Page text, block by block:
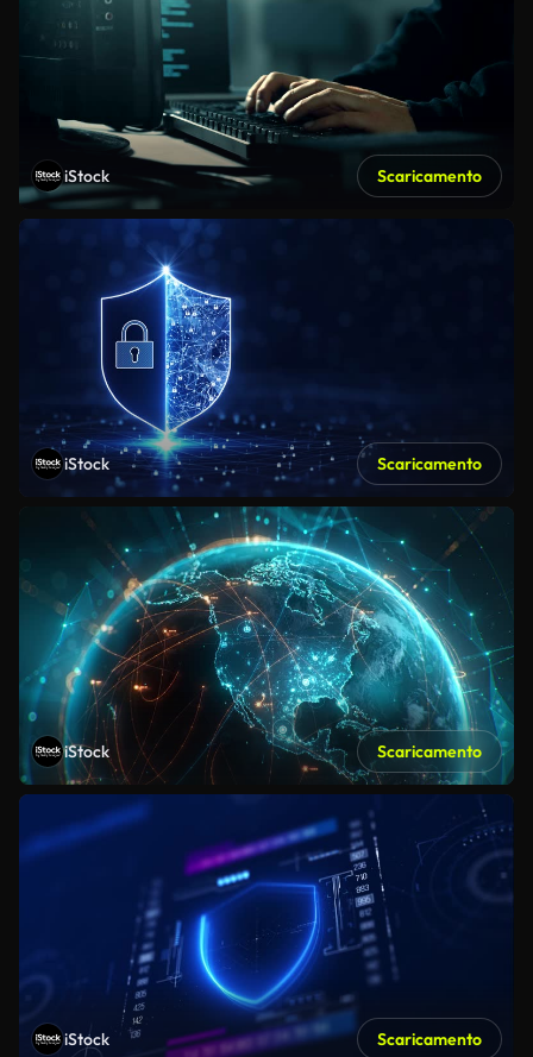
iStock Scaricamento
iStock Scaricamento
iStock Scaricamento
iStock Scaricamento